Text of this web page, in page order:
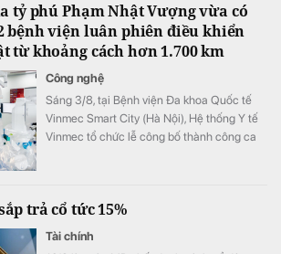
tỷ phú Phạm Nhật Vượng vừa có
bệnh viện luân phiên điều khiển
từ khoảng cách hơn 1.700 km
Công nghệ
Sáng 3/8, tại Bệnh viện Đa khoa Quốc tế
Vinmec Smart City (Hà Nội), Hệ thống Y tế
Vinmec tổ chức lễ công bố thành công ca
trả cổ tức 15%
Tài chính